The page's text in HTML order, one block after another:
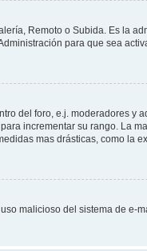
Remoto o Subida. Es la
para que sea
del foro, e.j. moderadores y
incrementar su rango. La
mas drásticas, como la
malicioso del sistema de e-